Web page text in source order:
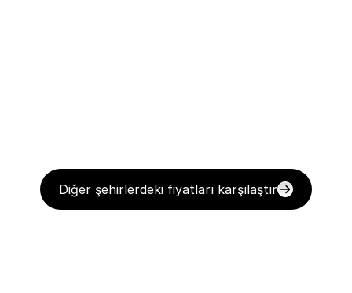
Diğer şehirlerdeki fiyatları karşılaştır